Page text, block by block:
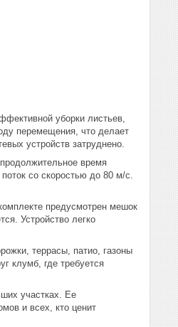
уборки листьев,
перемещения, что делает
устройств затруднено.
время
со скоростью до 80 м/с.
предусмотрен мешок
Устройство легко
террасы, патио, газоны
клумб, где требуется
участках. Ее
и всех, кто ценит